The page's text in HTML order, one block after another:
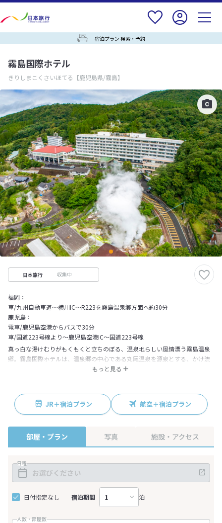
宿泊プラン 検索・予約
霧島国際ホテル
きりしまこくさいほてる 【鹿児島県/霧島】
日本旅行 収集中
福岡：
車/九州自動車道～横川IC～R223を霧島温泉郷方面へ約30分
鹿児島：
電車/鹿児島空港からバスで30分
車/国道223号線より～鹿児島空港IC～国道223号線
もっと見る
真っ白な湯けむりがもくもくと立ちのぼる、温泉地らしい風情漂う霧島温泉
郷。霧島国際ホテルは、温泉郷の中心である丸尾温泉を源泉とする、かけ流
しの天然温泉が自慢の宿です。岩風呂、檜風呂、蒸し湯、寝湯など、お風呂
す。これは湯の成分が太陽光に反応して起きる現象で、それだけ成分を多く
含んだ新鮮な温泉が湧いている証。美肌効果など様々な効能をもたらす単純
JR＋宿泊プラン 航空＋宿泊プラン
部屋・プラン 写真 施設・アクセス
日程
日付指定なし 宿泊期間 泊
人数・部屋数